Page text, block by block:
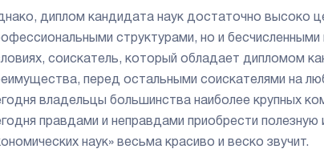
диплом кандидата наук достаточно высоко
структурами, но и
соискатель, который обладает дипломом
перед остальными соискателями на
владельцы большинства наиболее крупных
правдами и неправдами приобрести
наук» весьма красиво и веско звучит.